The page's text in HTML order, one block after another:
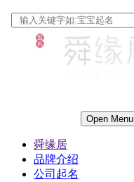
Open Menu
舜缘居
品牌介绍
公司起名